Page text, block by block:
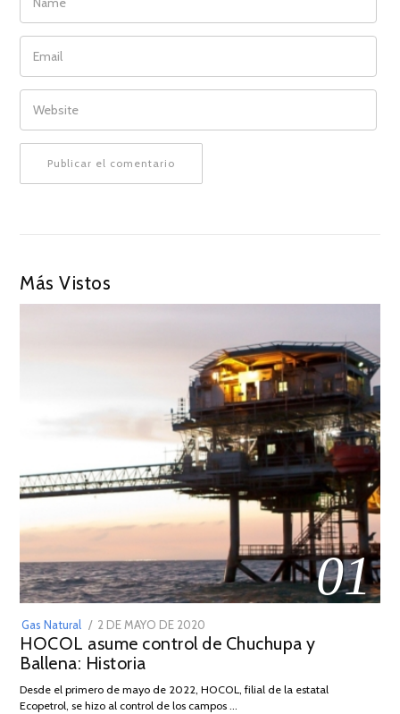
EMAIL
WEBSITE
Más Vistos
01
Gas Natural
POSTED
ON
2 DE MAYO DE 2020
DE
2026
HOCOL asume control de Chuchupa y
Ballena: Historia
Desde el primero de mayo de 2022, HOCOL, filial de la estatal
Ecopetrol, se hizo al control de los campos …